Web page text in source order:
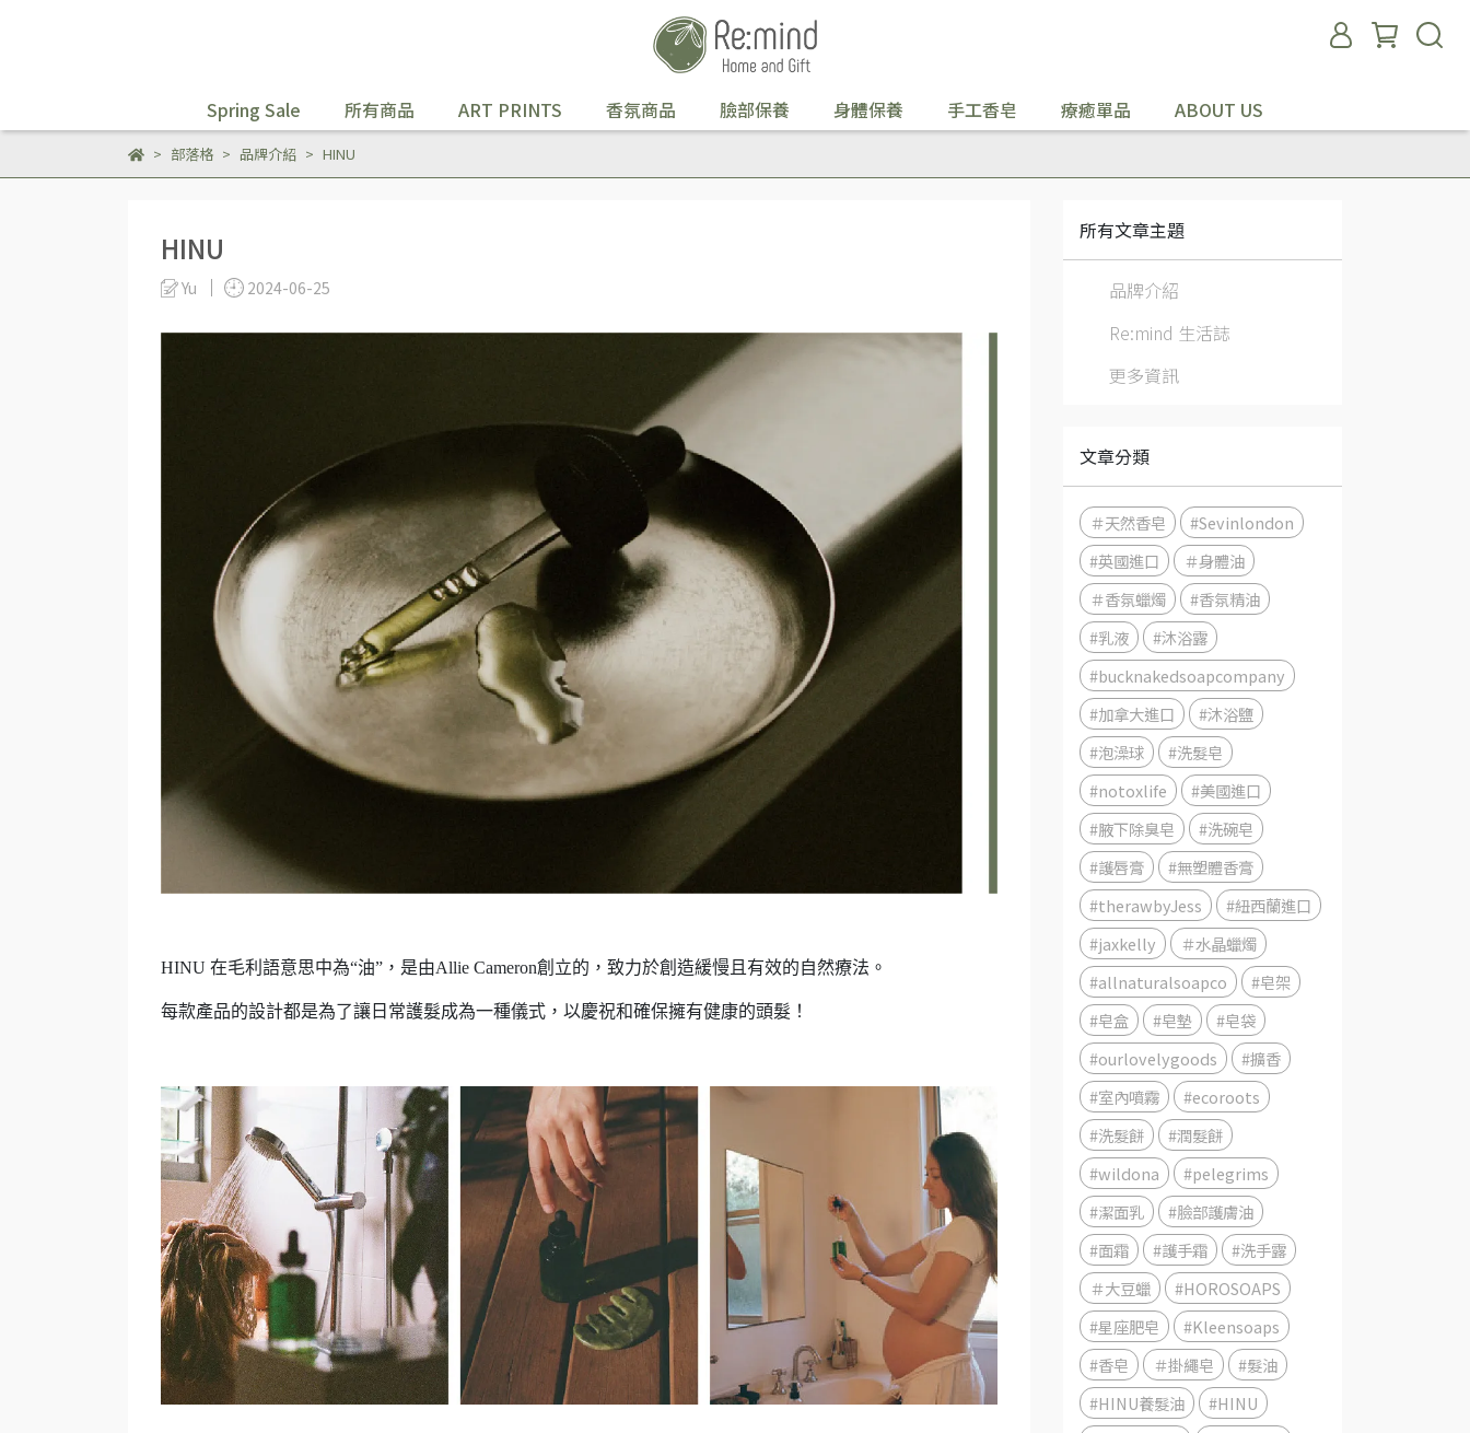
Spring Sale 所有商品 ART PRINTS 香氛商品 臉部保養 身體保養 手工香皂 療癒單品 ABOUT US
部落格 品牌介紹 HINU
HINU
Yu 2024-06-25
HINU 在毛利語意思中為“油”，是由Allie Cameron創立的，致力於創造緩慢且有效的自然療法。
每款產品的設計都是為了讓日常護髮成為一種儀式，以慶祝和確保擁有健康的頭髮！
所有文章主題
品牌介紹
Re:mind 生活誌
更多資訊
文章分類
＃天然香皂
#Sevinlondon
#英國進口
＃身體油
＃香氛蠟燭
#香氛精油
#乳液
#沐浴露
#bucknakedsoapcompany
#加拿大進口
#沐浴鹽
#泡澡球
#洗髮皂
#notoxlife
#美國進口
#腋下除臭皂
#洗碗皂
#護唇膏
#無塑體香膏
#therawbyJess
#紐西蘭進口
#jaxkelly
＃水晶蠟燭
#allnaturalsoapco
#皂架
#皂盒
#皂墊
#皂袋
#ourlovelygoods
#擴香
#室內噴霧
#ecoroots
#洗髮餅
#潤髮餅
#wildona
#pelegrims
#潔面乳
#臉部護膚油
#面霜
#護手霜
#洗手露
＃大豆蠟
#HOROSOAPS
#星座肥皂
#Kleensoaps
#香皂
＃掛繩皂
#髮油
#HINU養髮油
#HINU